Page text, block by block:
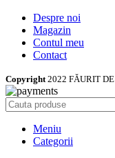
Despre noi
Magazin
Contul meu
Contact
Copyright 2022 FĂURIT DE
Meniu
Categorii